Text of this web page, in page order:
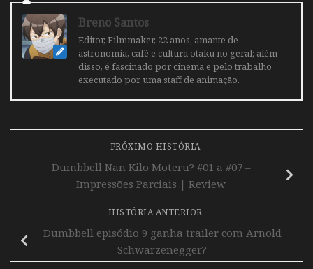
Breno Santos
Editor, Filmmaker, 22 anos, amante de
astronomia, café e cultura otaku no geral; além
disso, é fascinado por cinema e pelo trabalho
executado por uma staff de animação.
PRÓXIMO HISTÓRIA
Dumbbell Nan Kilo Moteru? #01 a #07 –
Impressões Parciais | Review
HISTÓRIA ANTERIOR
Dumbbell episódio 9 ganha trailer com Arnold
Schwarzenegger?